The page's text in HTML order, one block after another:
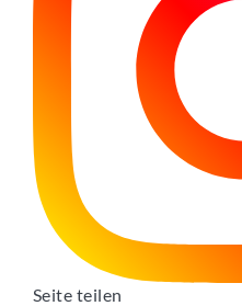
Seite teilen